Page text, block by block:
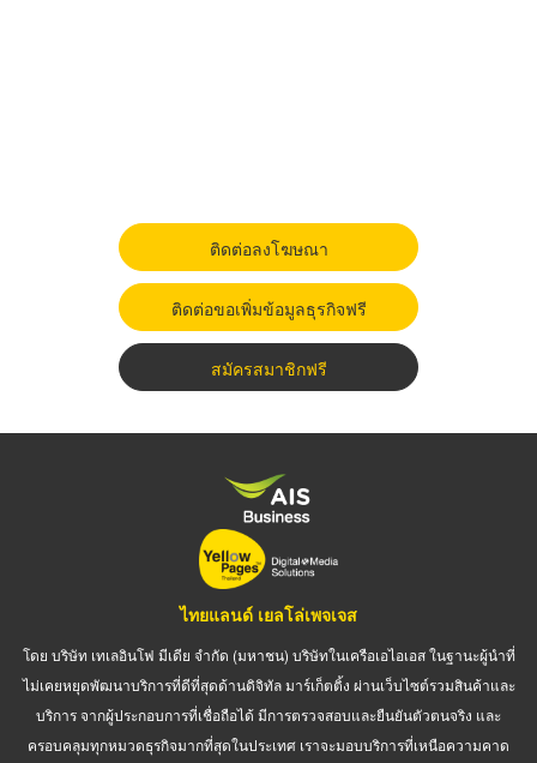
ติดต่อลงโฆษณา
ติดต่อขอเพิ่มข้อมูลธุรกิจฟรี
สมัครสมาชิกฟรี
ไทยแลนด์ เยลโล่เพจเจส
โดย บริษัท เทเลอินโฟ มีเดีย จำกัด (มหาชน) บริษัทในเครือเอไอเอส ในฐานะผู้นำที่
ไม่เคยหยุดพัฒนาบริการที่ดีที่สุดด้านดิจิทัล มาร์เก็ตติ้ง ผ่านเว็บไซต์รวมสินค้าและ
บริการ จากผู้ประกอบการที่เชื่อถือได้ มีการตรวจสอบและยืนยันตัวตนจริง และ
ครอบคลุมทุกหมวดธุรกิจมากที่สุดในประเทศ เราจะมอบบริการที่เหนือความคาด